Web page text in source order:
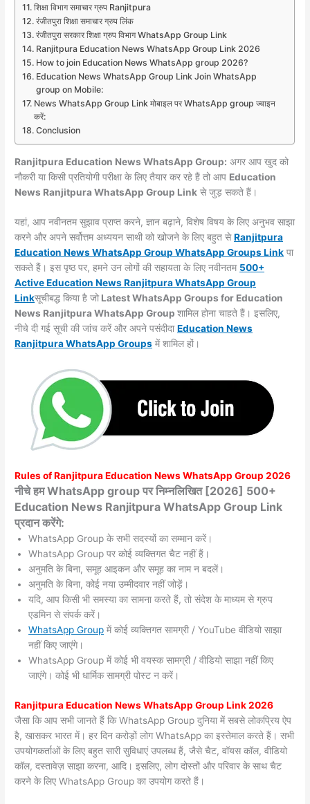
शिक्षा विभाग समाचार ग्रुप Ranjitpura
रंजीतपुरा शिक्षा समाचार ग्रुप लिंक
रंजीतपुरा सरकार शिक्षा ग्रुप विभाग WhatsApp Group Link
Ranjitpura Education News WhatsApp Group Link 2026
How to join Education News WhatsApp group 2026?
Education News WhatsApp Group Link Join WhatsApp
group on Mobile:
News WhatsApp Group Link मोबाइल पर WhatsApp group ज्वाइन
करें:
Conclusion
Ranjitpura Education News WhatsApp Group: अगर आप खुद को
नौकरी या किसी प्रतियोगी परीक्षा के लिए तैयार कर रहे हैं तो आप Education
News Ranjitpura WhatsApp Group Link से जुड़ सकते हैं।
यहां, आप नवीनतम सुझाव प्राप्त करने, ज्ञान बढ़ाने, विशेष विषय के लिए अनुभव साझा
करने और अपने सर्वोत्तम अध्ययन साथी को खोजने के लिए बहुत सेRanjitpura
Education News WhatsApp Group WhatsApp GroupsLink पा
सकते हैं। इस पृष्ठ पर, हमने उन लोगों की सहायता के लिए नवीनतम 500+
Active Education News Ranjitpura WhatsApp Group
Linkसूचीबद्ध किया है जो Latest WhatsApp Groups for Education
News Ranjitpura WhatsApp Groupशामिल होना चाहते हैं। इसलिए,
नीचे दी गई सूची की जांच करें और अपने पसंदीदाEducation News
Ranjitpura WhatsAppGroups में शामिल हों।
Rules ofRanjitpuraEducation News WhatsApp Group 2026
नीचे हम WhatsApp group पर निम्नलिखित [2026] 500+
Education News Ranjitpura WhatsApp Group Link
प्रदान करेंगे:
WhatsApp Group के सभी सदस्यों का सम्मान करें।
WhatsApp Group पर कोई व्यक्तिगत चैट नहीं हैं।
अनुमति के बिना, समूह आइकन और समूह का नाम न बदलें।
अनुमति के बिना, कोई नया उम्मीदवार नहीं जोड़ें।
यदि, आप किसी भी समस्या का सामना करते हैं, तो संदेश के माध्यम से ग्रुप
एडमिन से संपर्क करें।
WhatsApp Group में कोई व्यक्तिगत सामग्री / YouTube वीडियो साझा
नहीं किए जाएंगे।
WhatsApp Group में कोई भी वयस्क सामग्री / वीडियो साझा नहीं किए
जाएंगे। कोई भी धार्मिक सामग्री पोस्ट न करें।
RanjitpuraEducation News WhatsApp Group Link 2026
जैसा कि आप सभी जानते हैं कि WhatsApp Group दुनिया में सबसे लोकप्रिय ऐप
है, खासकर भारत में। हर दिन करोड़ों लोग WhatsApp का इस्तेमाल करते हैं। सभी
उपयोगकर्ताओं के लिए बहुत सारी सुविधाएं उपलब्ध हैं, जैसे चैट, वॉयस कॉल, वीडियो
कॉल, दस्तावेज़ साझा करना, आदि। इसलिए, लोग दोस्तों और परिवार के साथ चैट
करने के लिए WhatsApp Group का उपयोग करते हैं।